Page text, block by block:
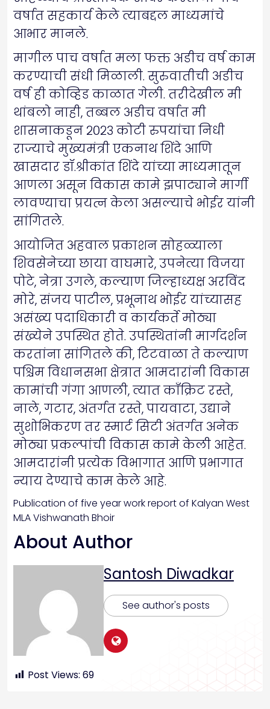
वर्षात सहकार्य केले त्याबद्दल माध्यमांचे
आभार मानले.
मागील पाच वर्षात मला फक्त अडीच वर्ष काम
करण्याची संधी मिळाली. सुरुवातीची अडीच
वर्ष ही कोव्हिड काळात गेली. तरीदेखील मी
थांबलो नाही, तब्बल अडीच वर्षात मी
शासनाकडून २०२३ कोटी रुपयांचा निधी
राज्याचे मुख्यमंत्री एकनाथ शिंदे आणि
खासदार डॉ.श्रीकांत शिंदे यांच्या माध्यमातून
आणला असून विकास कामे झपाट्याने मार्गी
लावण्याचा प्रयत्न केला असल्याचे भोईर यांनी
सांगितले.
आयोजित अहवाल प्रकाशन सोहळ्याला
शिवसेनेच्या छाया वाघमारे, उपनेत्या विजया
पोटे, नेत्रा उगले, कल्याण जिल्हाध्यक्ष अरविंद
मोरे, संजय पाटील, प्रभूनाथ भोईर यांच्यासह
असंख्य पदाधिकारी व कार्यकर्ते मोठ्या
संख्येने उपस्थित होते. उपस्थितांनी मार्गदर्शन
करतांना सांगितले की, टिटवाळा ते कल्याण
पश्चिम विधानसभा क्षेत्रात आमदारांनी विकास
कामांची गंगा आणली, त्यात काँक्रिट रस्ते,
नाले, गटार, अंतर्गत रस्ते, पायवाटा, उद्याने
सुशोभिकरण तर स्मार्ट सिटी अंतर्गत अनेक
मोठ्या प्रकल्पांची विकास कामे केली आहेत.
आमदारांनी प्रत्येक विभागात आणि प्रभागात
न्याय देण्याचे काम केले आहे.
Publication of five year work report of Kalyan West
MLA Vishwanath Bhoir
About Author
Santosh Diwadkar
See author's posts
Post Views: 69